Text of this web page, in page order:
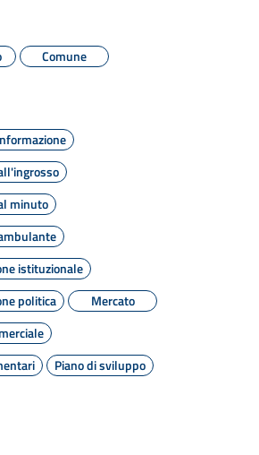
Comune
minuto
istituzionale
politica
Mercato
Piano di sviluppo